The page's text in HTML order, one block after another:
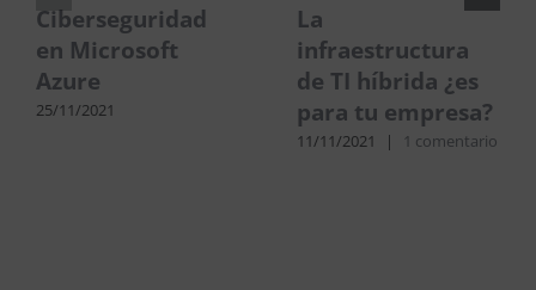
Ciberseguridad
en Microsoft
Azure
25/11/2021
La
infraestructura
de TI híbrida ¿es
para tu empresa?
11/11/2021 | 1 comentario